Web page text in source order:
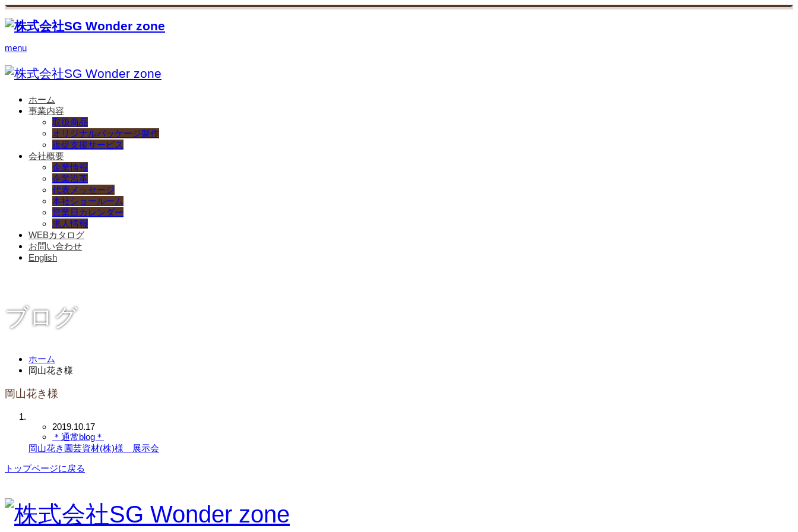
menu
ホーム
事業内容
取扱商品
オリジナルパッケージ製作
販促支援サービス
会社概要
企業情報
企業沿革
代表メッセージ
本社ショールーム
営業日カレンダー
求人情報
WEBカタログ
お問い合わせ
English
ブログ
ホーム
岡山花き様
岡山花き様
2019.10.17
＊通常blog＊
岡山花き園芸資材(株)様 展示会
トップページに戻る